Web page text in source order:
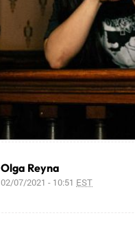
Olga Reyna
02/07/2021 - 10:51 EST